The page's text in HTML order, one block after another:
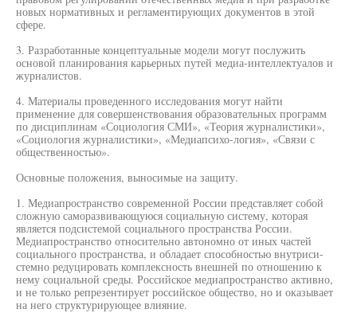
новых нормативных и регламентирующих документов в этой
сфере.
3. Разработанные концептуальные модели могут послужить
основой планирования карьерных путей медиа-интеллектуалов и
журналистов.
4. Материалы проведенного исследования могут найти
применение для совершенствования образовательных программ
по дисциплинам «Социология СМИ», «Теория журналистики»,
«Социология журналистики», «Медиапсихо-логия», «Связи с
общественностью».
Основные положения, выносимые на защиту.
1. Медиапространство современной России представляет собой
сложную саморазвивающуюся социальную систему, которая
является подсистемой социального пространства России.
Медиапространство относительно автономно от иных частей
социального пространства, и обладает способностью внутриси-
стемно редуцировать комплексность внешней по отношению к
нему социальной среды. Российское медиапространство активно,
и не только репрезентирует российское общество, но и оказывает
на него структурирующее влияние.